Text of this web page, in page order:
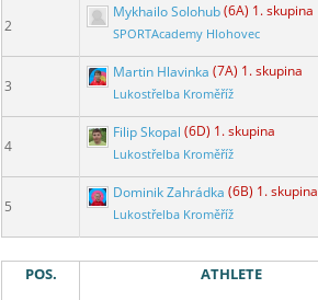
2
Mykhailo Solohub(6A) 1. skupina
SPORTAcademy Hlohovec
3
Martin Hlavinka (7A) 1. skupina
Lukostřelba Kroměříž
4
Filip Skopal (6D) 1. skupina
Lukostřelba Kroměříž
5
Dominik Zahrádka (6B) 1. skupina
Lukostřelba Kroměříž
POS. ATHLETE